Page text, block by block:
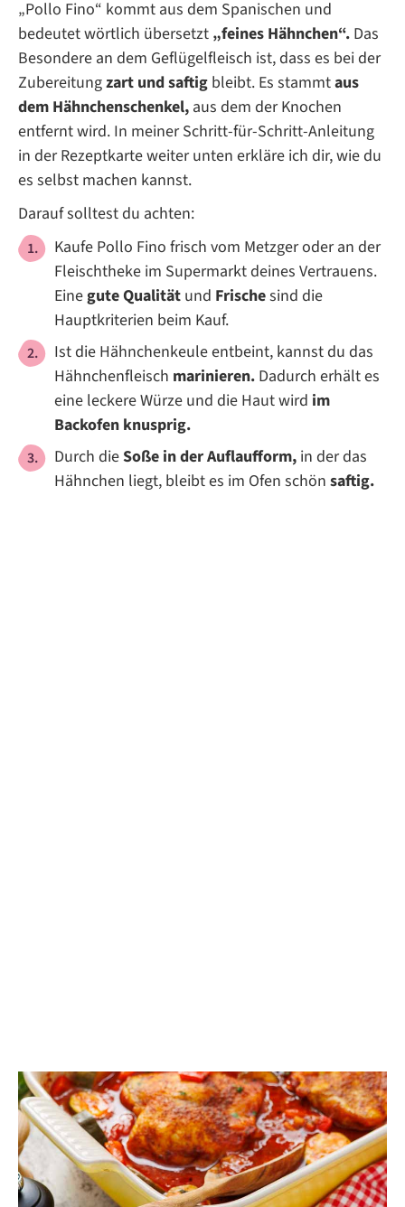
„Pollo Fino“ kommt aus dem Spanischen und
bedeutet wörtlich übersetzt „feines Hähnchen“. Das
Besondere an dem Geflügelfleisch ist, dass es bei der
Zubereitungzart und saftig bleibt. Es stammtaus
dem Hähnchenschenkel, aus dem der Knochen
entfernt wird. In meiner Schritt-für-Schritt-Anleitung
in der Rezeptkarte weiter unten erkläre ich dir, wie du
es selbst machen kannst.
Darauf solltest du achten:
Kaufe Pollo Fino frisch vom Metzger oder an der
Fleischtheke im Supermarkt deines Vertrauens.
Einegute Qualität und Frischesind die
Hauptkriterien beim Kauf.
Ist die Hähnchenkeule entbeint, kannst du das
Hähnchenfleisch marinieren. Dadurch erhält es
eine leckere Würze und die Haut wird im
Backofen knusprig.
Durch dieSoße in der Auflaufform, in der das
Hähnchen liegt, bleibt es im Ofen schön saftig.